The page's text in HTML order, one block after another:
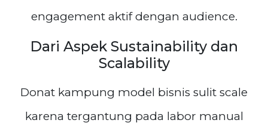
engagement aktif dengan audience.
Dari Aspek Sustainability dan
Scalability
Donat kampung model bisnis sulit scale
karena tergantung pada labor manual